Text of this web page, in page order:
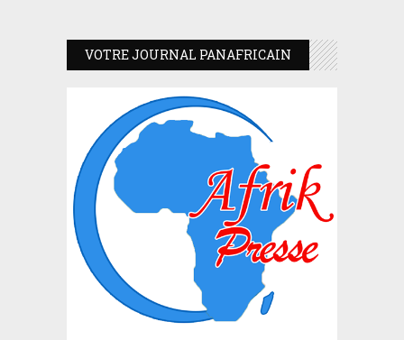
VOTRE JOURNAL PANAFRICAIN